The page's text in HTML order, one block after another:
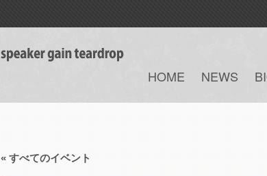
HOME NEWS
« すべてのイベント